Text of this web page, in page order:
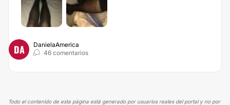
DA
DanielaAmerica
46 comentarios
Todo el contenido de esta página está generado por usuarios reales del portal y no por